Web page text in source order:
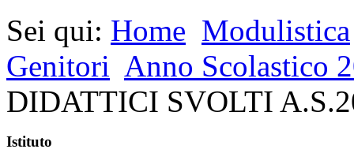
Sei qui: Home Modulistica
Genitori Anno Scolastico
DIDATTICI SVOLTI
Istituto